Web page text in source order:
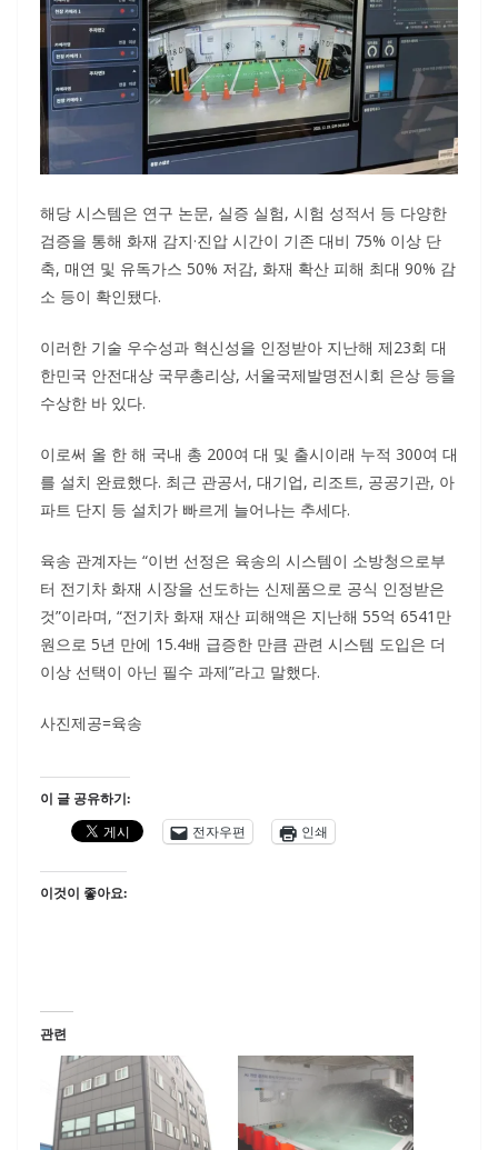
해당 시스템은 연구 논문, 실증 실험, 시험 성적서 등 다양한
검증을 통해 화재 감지·진압 시간이 기존 대비 75% 이상 단
축, 매연 및 유독가스 50% 저감, 화재 확산 피해 최대 90% 감
소 등이 확인됐다.
이러한 기술 우수성과 혁신성을 인정받아 지난해 제23회 대
한민국 안전대상 국무총리상, 서울국제발명전시회 은상 등을
수상한 바 있다.
이로써 올 한 해 국내 총 200여 대 및 출시이래 누적 300여 대
를 설치 완료했다. 최근 관공서, 대기업, 리조트, 공공기관, 아
파트 단지 등 설치가 빠르게 늘어나는 추세다.
육송 관계자는 “이번 선정은 육송의 시스템이 소방청으로부
터 전기차 화재 시장을 선도하는 신제품으로 공식 인정받은
것”이라며, “전기차 화재 재산 피해액은 지난해 55억 6541만
원으로 5년 만에 15.4배 급증한 만큼 관련 시스템 도입은 더
이상 선택이 아닌 필수 과제”라고 말했다.
사진제공=육송
이 글 공유하기:
전자우편
인쇄
이것이 좋아요:
관련